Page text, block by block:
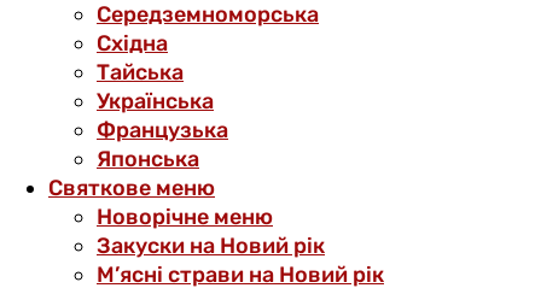
Середземноморська
Східна
Тайська
Українська
Французька
Японська
Святкове меню
Новорічне меню
Закуски на Новий рік
М’ясні страви на Новий рік